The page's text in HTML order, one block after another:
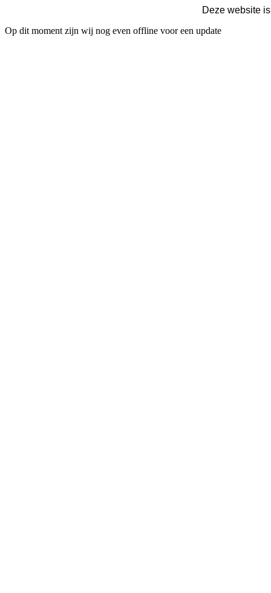
Deze website
Op dit moment zijn wij nog even offline voor een update